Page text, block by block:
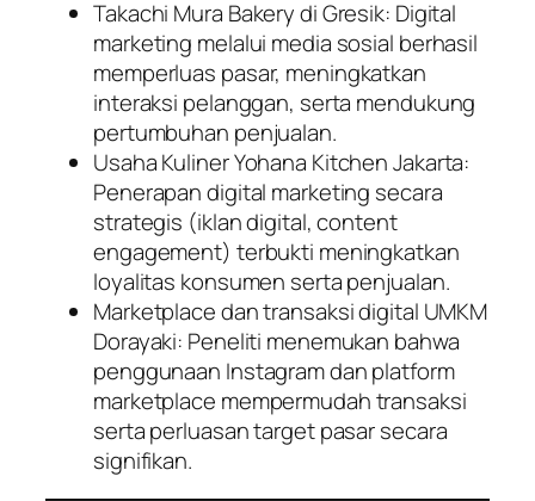
Takachi Mura Bakery di Gresik: Digital
marketing melalui media sosial berhasil
memperluas pasar, meningkatkan
interaksi pelanggan, serta mendukung
pertumbuhan penjualan.
Usaha Kuliner Yohana Kitchen Jakarta:
Penerapan digital marketing secara
strategis (iklan digital, content
engagement) terbukti meningkatkan
loyalitas konsumen serta penjualan.
Marketplace dan transaksi digital UMKM
Dorayaki: Peneliti menemukan bahwa
penggunaan Instagram dan platform
marketplace mempermudah transaksi
serta perluasan target pasar secara
signifikan.